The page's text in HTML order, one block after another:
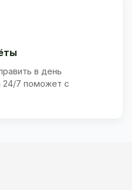
в день
24/7 поможет с